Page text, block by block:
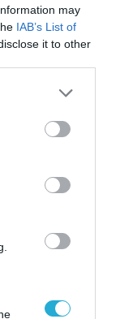
may
IAB’s List of
it to other
more Google
may click to
party tags to
below Google
κούραση;